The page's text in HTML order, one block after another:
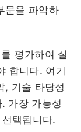
문을 파악하
평가하여 실
합니다. 여기
, 기술 타당성
가장 가능성
택됩니다.